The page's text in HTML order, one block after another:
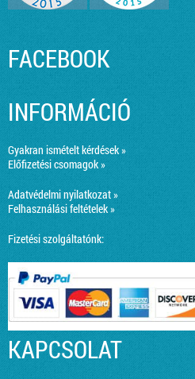
FACEBOOK
INFORMÁCIÓ
Gyakran ismételt kérdések »
Előfizetési csomagok »
Adatvédelmi nyilatkozat »
Felhasználási feltételek »
Fizetési szolgáltatónk:
KAPCSOLAT